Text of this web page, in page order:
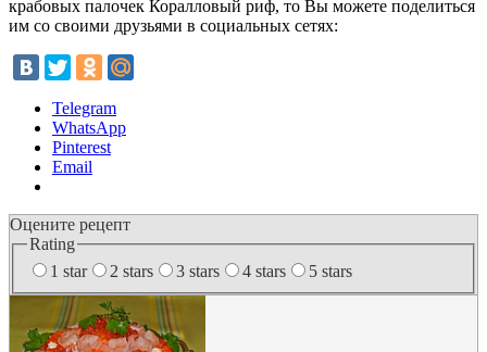
крабовых палочек Коралловый риф, то Вы можете поделиться
им со своими друзьями в социальных сетях:
Telegram
WhatsApp
Pinterest
Email
Оцените рецепт
Rating
1 star
2 stars 3 stars 4 stars 5 stars